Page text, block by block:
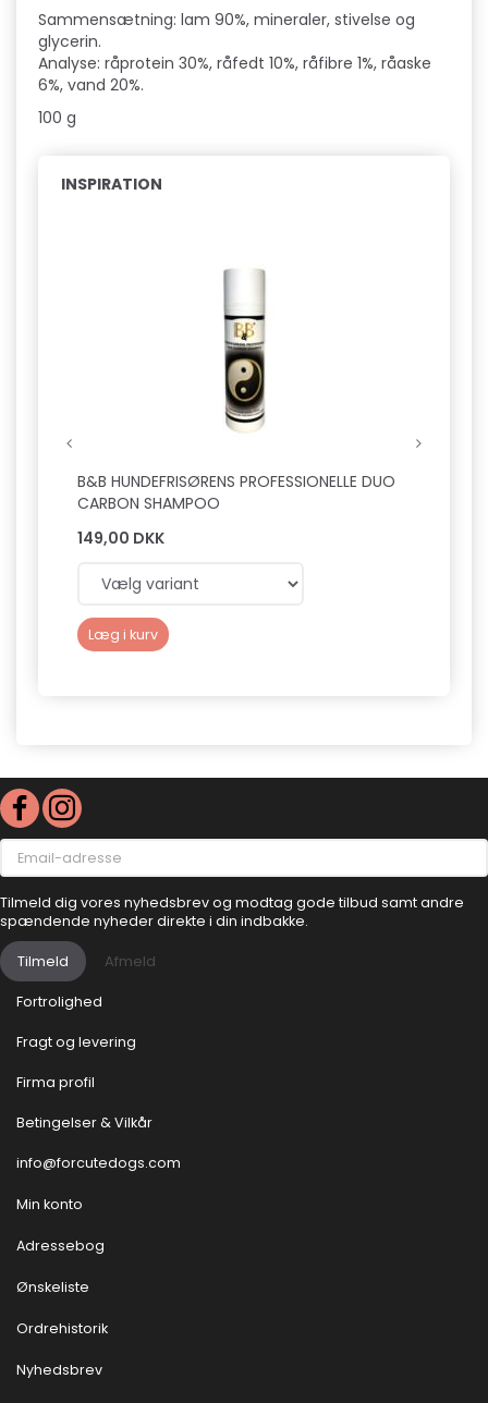
Sammensætning: lam 90%, mineraler, stivelse og
glycerin.
Analyse: råprotein 30%, råfedt 10%, råfibre 1%, råaske
6%, vand 20%.
100 g
INSPIRATION
B&B HUNDEFRISØRENS PROFESSIONELLE DUO
CARBON SHAMPOO
149,00 DKK
Læg i kurv
Email-
adresse
Tilmeld dig vores nyhedsbrev og modtag gode tilbud samt andre
spændende nyheder direkte i din indbakke.
Tilmeld Afmeld
Fortrolighed
Fragt og levering
Firma profil
Betingelser & Vilkår
info@forcutedogs.com
Min konto
Adressebog
Ønskeliste
Ordrehistorik
Nyhedsbrev